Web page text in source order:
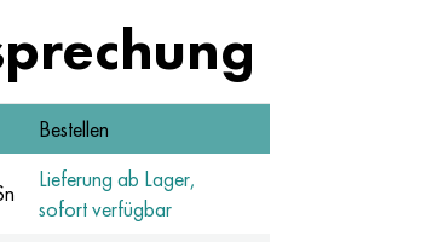
Bestellen
Lieferung ab Lager,
sofort verfügbar